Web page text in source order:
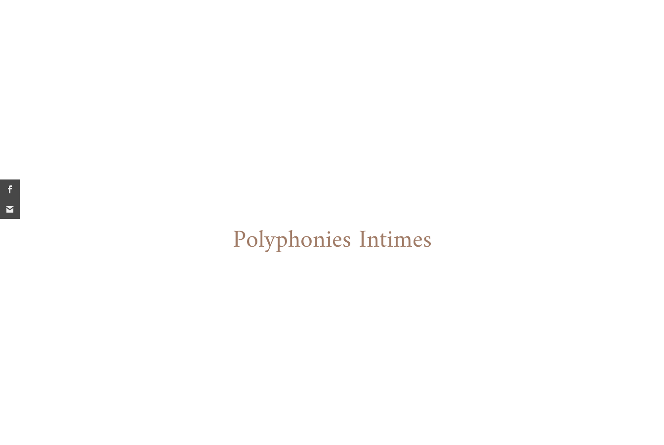
Polyphonies Intimes